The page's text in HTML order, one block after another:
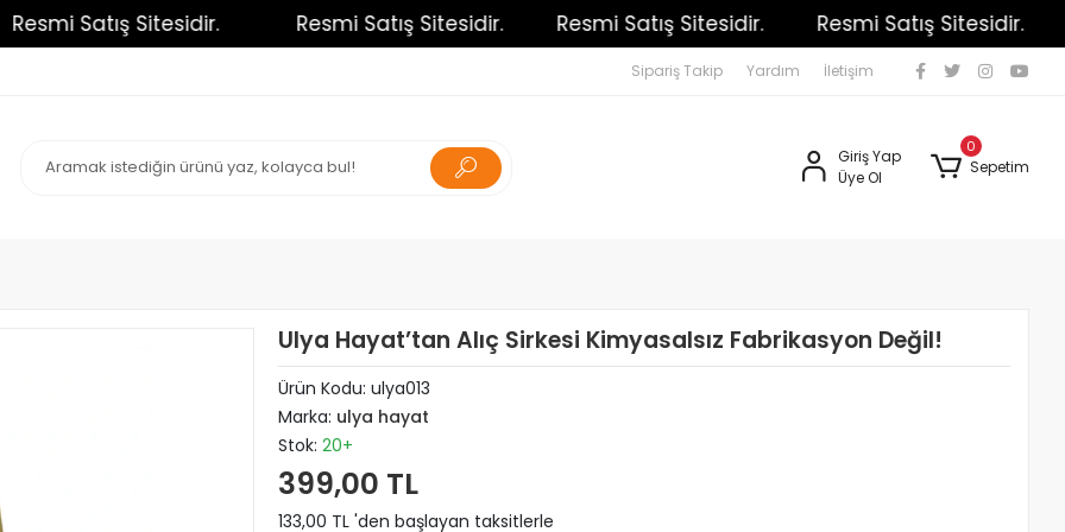
Satış Sitesidir. Resmi Satış Sitesidir. Resmi Satış Sitesidir. Resmi Satış Sitesidir.
Sipariş Takip Yardım İletişim
Giriş Yap
Üye Ol
0
Sepetim
Ulya Hayat’tan Alıç Sirkesi Kimyasalsız Fabrikasyon Değil!
Ürün Kodu: ulya013
Marka: ulya hayat
Stok: 20+
399,00 TL
133,00 TL 'den başlayan taksitlerle